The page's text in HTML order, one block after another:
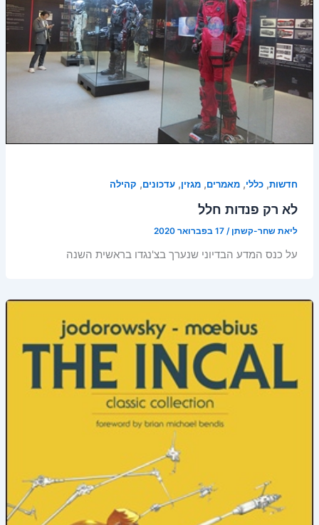
חדשות, כללי, מאמרים, מגזין, עדכונים, קהילה
לא רק פנדות חלל
ליאת שחר-קשתן/ 17 בפברואר 2020
על כנס המדע הבדיוני שנערך בצ'נגדו בראשית השנה